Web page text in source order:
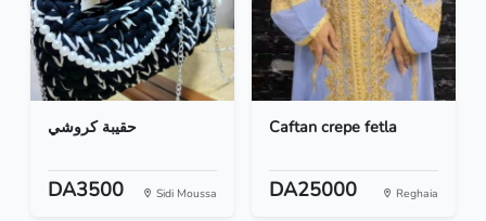
حقيبة كروشي
DA3500 Sidi Moussa
Caftan crepe fetla
DA25000 Reghaia